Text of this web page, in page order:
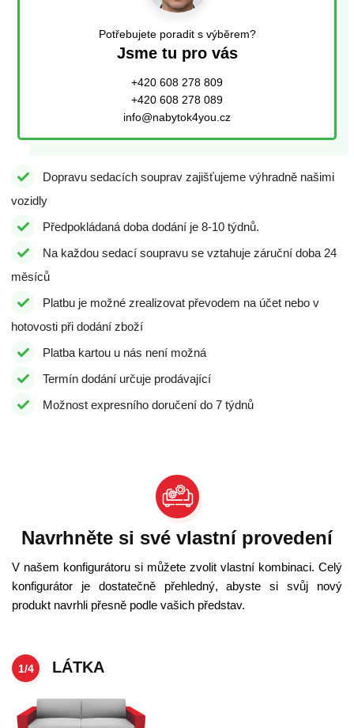
Potřebujete poradit s výběrem?
Jsme tu pro vás
+420 608 278 809
+420 608 278 089
info@nabytok4you.cz
Dopravu sedacích souprav zajišťujeme výhradně našimi
vozidly
Předpokládaná doba dodání je 8-10 týdnů.
Na každou sedací soupravu se vztahuje záruční doba 24
měsíců
Platbu je možné zrealizovat převodem na účet nebo v
hotovosti při dodání zboží
Platba kartou u nás není možná
Termín dodání určuje prodávající
Možnost expresního doručení do 7 týdnů
Navrhněte si své vlastní provedení
V našem konfigurátoru si můžete zvolit vlastní kombinaci. Celý
konfigurátor je dostatečně přehledný, abyste si svůj nový
produkt navrhli přesně podle vašich představ.
1/4 LÁTKA